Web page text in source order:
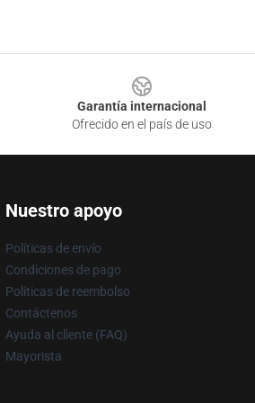
Garantía internacional
Ofrecido en el país de uso
Nuestro apoyo
Políticas de envío
Condiciones de pago
Políticas de reembolso
Contáctenos
Ayuda al cliente (FAQ)
Mayorista